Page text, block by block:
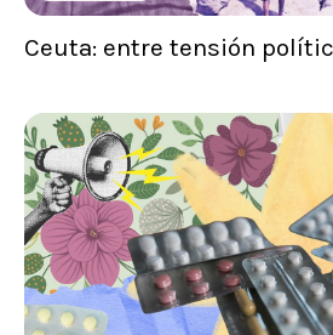
Ceuta: entre tensión